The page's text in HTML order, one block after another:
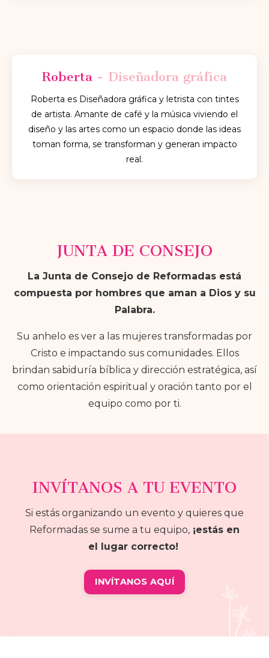
Roberta - Diseñadora gráfica
Roberta es Diseñadora gráfica y letrista con tintes
de artista. Amante de café y la música viviendo el
diseño y las artes como un espacio donde las ideas
toman forma, se transforman y generan impacto
real.
JUNTA DE CONSEJO
La Junta de Consejo de Reformadas está
compuesta por hombres que aman a Dios y su
Palabra.
Su anhelo es ver a las mujeres transformadas por
Cristo e impactando sus comunidades. Ellos
brindan sabiduría bíblica y dirección estratégica, así
como orientación espiritual y oración tanto por el
equipo como por ti.
INVÍTANOS A TU EVENTO
Si estás organizando un evento y quieres que
Reformadas se sume a tu equipo, ¡estás en
el lugar correcto!
INVÍTANOS AQUÍ